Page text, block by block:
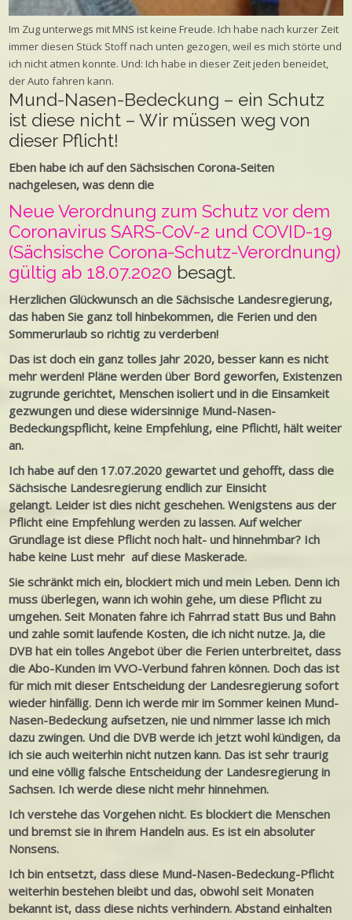
Im Zug unterwegs mit MNS ist keine Freude. Ich habe nach kurzer Zeit
immer diesen Stück Stoff nach unten gezogen, weil es mich störte und
ich nicht atmen konnte. Und: Ich habe in dieser Zeit jeden beneidet,
der Auto fahren kann.
Mund-Nasen-Bedeckung – ein Schutz
ist diese nicht – Wir müssen weg von
dieser Pflicht!
Eben habe ich auf den Sächsischen Corona-Seiten
nachgelesen, was denn die
Neue Verordnung zum Schutz vor dem
Coronavirus SARS-CoV-2 und COVID-19
(Sächsische Corona-Schutz-Verordnung)
gültig ab 18.07.2020 besagt.
Herzlichen Glückwunsch an die Sächsische Landesregierung,
das haben Sie ganz toll hinbekommen, die Ferien und den
Sommerurlaub so richtig zu verderben!
Das ist doch ein ganz tolles Jahr 2020, besser kann es nicht
mehr werden! Pläne werden über Bord geworfen, Existenzen
zugrunde gerichtet, Menschen isoliert und in die Einsamkeit
gezwungen und diese widersinnige Mund-Nasen-
Bedeckungspflicht, keine Empfehlung, eine Pflicht!, hält weiter
an.
Ich habe auf den 17.07.2020 gewartet und gehofft, dass die
Sächsische Landesregierung endlich zur Einsicht
gelangt. Leider ist dies nicht geschehen. Wenigstens aus der
Pflicht eine Empfehlung werden zu lassen. Auf welcher
Grundlage ist diese Pflicht noch halt- und hinnehmbar? Ich
habe keine Lust mehr auf diese Maskerade.
Sie schränkt mich ein, blockiert mich und mein Leben. Denn ich
muss überlegen, wann ich wohin gehe, um diese Pflicht zu
umgehen. Seit Monaten fahre ich Fahrrad statt Bus und Bahn
und zahle somit laufende Kosten, die ich nicht nutze. Ja, die
DVB hat ein tolles Angebot über die Ferien unterbreitet, dass
die Abo-Kunden im VVO-Verbund fahren können. Doch das ist
für mich mit dieser Entscheidung der Landesregierung sofort
wieder hinfällig. Denn ich werde mir im Sommer keinen Mund-
Nasen-Bedeckung aufsetzen, nie und nimmer lasse ich mich
dazu zwingen. Und die DVB werde ich jetzt wohl kündigen, da
ich sie auch weiterhin nicht nutzen kann. Das ist sehr traurig
und eine völlig falsche Entscheidung der Landesregierung in
Sachsen. Ich werde diese nicht mehr hinnehmen.
Ich verstehe das Vorgehen nicht. Es blockiert die Menschen
und bremst sie in ihrem Handeln aus. Es ist ein absoluter
Nonsens.
Ich bin entsetzt, dass diese Mund-Nasen-Bedeckung-Pflicht
weiterhin bestehen bleibt und das, obwohl seit Monaten
bekannt ist, dass diese nichts verhindern. Abstand einhalten